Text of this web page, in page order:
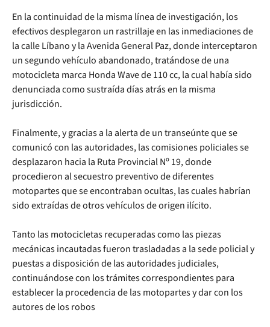
En la continuidad de la misma línea de investigación, los
efectivos desplegaron un rastrillaje en las inmediaciones de
la calle Líbano y la Avenida General Paz, donde interceptaron
un segundo vehículo abandonado, tratándose de una
motocicleta marca Honda Wave de 110 cc, la cual había sido
denunciada como sustraída días atrás en la misma
jurisdicción.
Finalmente, y gracias a la alerta de un transeúnte que se
comunicó con las autoridades, las comisiones policiales se
desplazaron hacia la Ruta Provincial Nº 19, donde
procedieron al secuestro preventivo de diferentes
motopartes que se encontraban ocultas, las cuales habrían
sido extraídas de otros vehículos de origen ilícito.
Tanto las motocicletas recuperadas como las piezas
mecánicas incautadas fueron trasladadas a la sede policial y
puestas a disposición de las autoridades judiciales,
continuándose con los trámites correspondientes para
establecer la procedencia de las motopartes y dar con los
autores de los robos